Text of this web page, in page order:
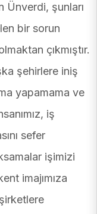
Ünverdi, şunları
bir sorun
çıkmıştır.
şehirlere iniş
yapamama ve
iş
sefer
işimizi
imajımıza